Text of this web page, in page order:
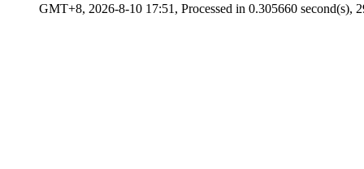
GMT+8, 2026-8-10 17:51, Processed in 0.305660 second(s),